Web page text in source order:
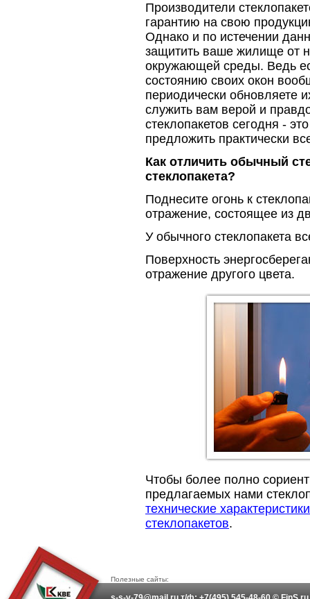
Производители
гарантию на свою
Однако и по истечении
защитить ваше жилище от
окружающей среды. Ведь
состоянию своих окон
периодически обновляете
служить вам верой и
стеклопакетов сегодня -
предложить практически
Как отличить обычный
стеклопакета?
Поднесите огонь к
отражение, состоящее из
У обычного стеклопакета
Поверхность
отражение другого цвета.
Чтобы более полно
предлагаемых нами
технические
стеклопакетов.
Полезные сайты: